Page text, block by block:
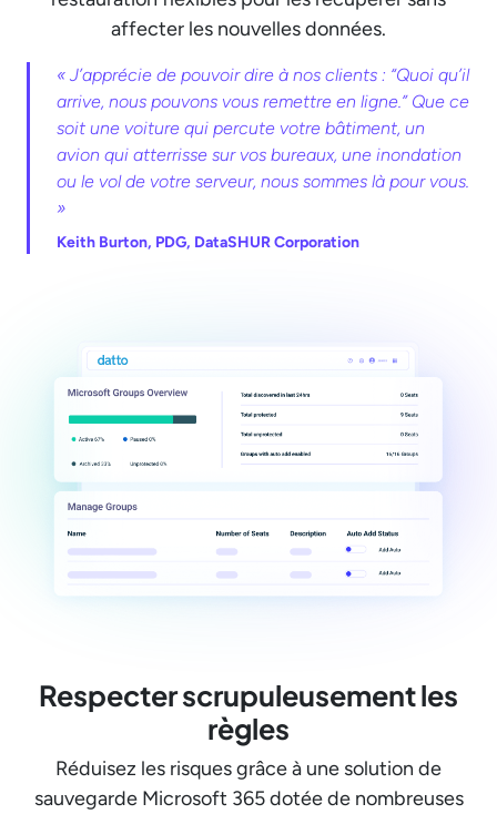
affecter les nouvelles données.
« J’apprécie de pouvoir dire à nos clients : “Quoi qu’il
arrive, nous pouvons vous remettre en ligne.” Que ce
soit une voiture qui percute votre bâtiment, un
avion qui atterrisse sur vos bureaux, une inondation
ou le vol de votre serveur, nous sommes là pour vous.
»
Keith Burton, PDG, DataSHUR Corporation
Respecter scrupuleusement les
règles
Réduisez les risques grâce à une solution de
sauvegarde Microsoft 365 dotée de nombreuses